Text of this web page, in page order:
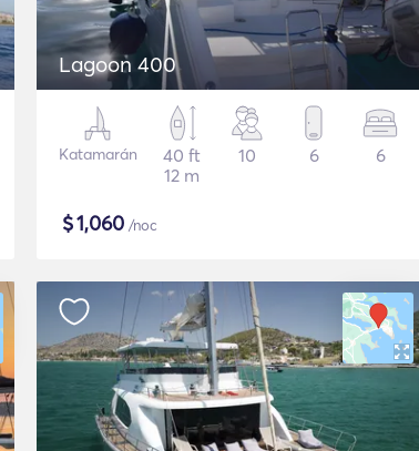
Lagoon 400
Katamarán
40 ft
12 m
10 6 6
$1,060 /noc